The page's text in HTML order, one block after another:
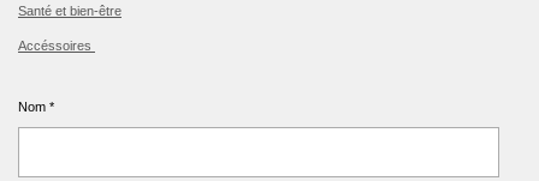
Santé et bien-être
Accéssoires
Nom *